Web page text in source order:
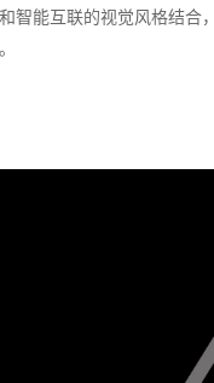
智能互联的视觉风格结合